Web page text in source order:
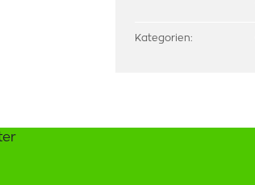
Kategorien: